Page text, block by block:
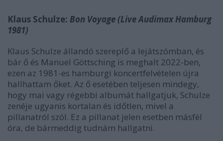
Klaus Schulze: Bon Voyage (Live Audimax Hamburg
1981)
Klaus Schulze állandó szereplő a lejátszómban, és
bár ő és Manuel Göttsching is meghalt 2022-ben,
ezen az 1981-es hamburgi koncertfelvételen újra
hallhattam őket. Az ő esetében teljesen mindegy,
hogy mai vagy régebbi albumát hallgatjuk, Schulze
zenéje ugyanis kortalan és időtlen, mivel a
pillanatról szól. Ez a pillanat jelen esetben másfél
óra, de bármeddig tudnám hallgatni.